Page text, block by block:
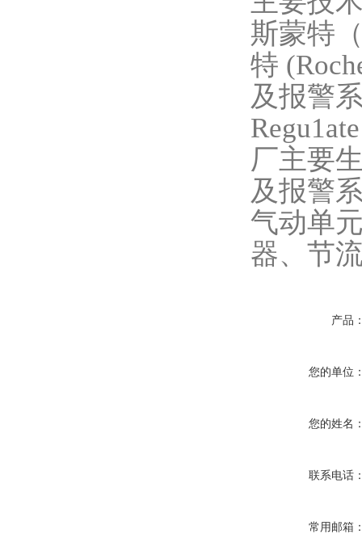
斯蒙特
特
及报警
厂主要
及报警
气动单
器、节
产品
您的单位
您的姓名
联系电话
常用邮箱